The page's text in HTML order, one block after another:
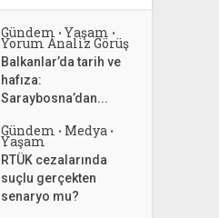
Gündem • Yaşam •
Yorum Analiz Görüş
Balkanlar’da tarih ve
hafıza:
Saraybosna’dan...
Gündem • Medya •
Yaşam
RTÜK cezalarında
suçlu gerçekten
senaryo mu?